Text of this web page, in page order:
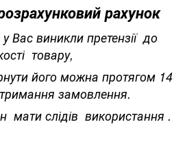
рахунок
Вас виникли претензії до
товару,
його можна протягом 14
замовлення.
слідів використання .